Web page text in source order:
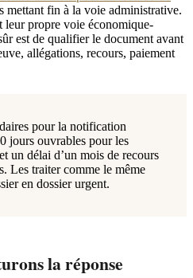
mettant fin à la voie administrative.
leur propre voie économique-
est de qualifier le document avant
allégations, recours, paiement
pour la notification
jours ouvrables pour les
un délai d’un mois de recours
Les traiter comme le même
en dossier urgent.
la réponse